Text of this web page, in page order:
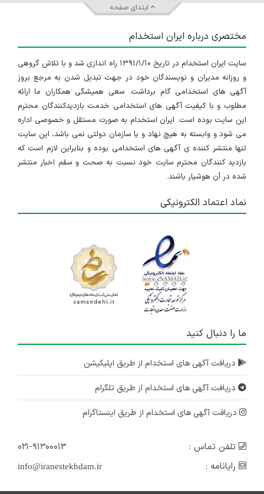
ابتدای صفحه
مختصری درباره ایران استخدام
سایت ایران استخدام در تاریخ ۱۳۹۱/۱/۱۰ راه اندازی شد و با تلاش گروهی
و روزانه مدیران و نویسندگان خود در جهت تبدیل شدن به مرجع بروز
آگهی های استخدامی گام برداشت. سعی همیشگی همکاران ما ارائه
مطلوب و با کیفیت آگهی های استخدامی خدمت بازدیدکنندگان محترم
این سایت بوده است. ایران استخدام به صورت مستقل و خصوصی اداره
می شود و وابسته به هیچ نهاد و یا سازمان دولتی نمی باشد، این سایت
تنها منتشر کننده ی آگهی های استخدامی بوده و بنابراین لازم است که
بازدید کنندگان محترم سایت خود نسبت به صحت و سقم اخبار منتشر
شده در آن هوشیار باشند.
نماد اعتماد الکترونیکی
ما را دنبال کنید
دریافت آگهی های استخدام از طریق اپلیکیشن
دریافت آگهی های استخدام از طریق تلگرام
دریافت آگهی های استخدام از طریق اینستاگرام
تلفن تماس :
۰۲۱-۹۱۳۰۰۰۱۳
رایانامه :
info@iranestekhdam.ir